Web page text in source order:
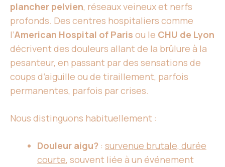
plancher pelvien, réseaux veineux et nerfs
profonds. Des centres hospitaliers comme
l’American Hospital of Paris ou le CHU de Lyon
décrivent des douleurs allant de la brûlure à la
pesanteur, en passant par des sensations de
coups d’aiguille ou de tiraillement, parfois
permanentes, parfois par crises.
Nous distinguons habituellement :
Douleur aigu? : survenue brutale, durée
courte, souvent liée à un événement